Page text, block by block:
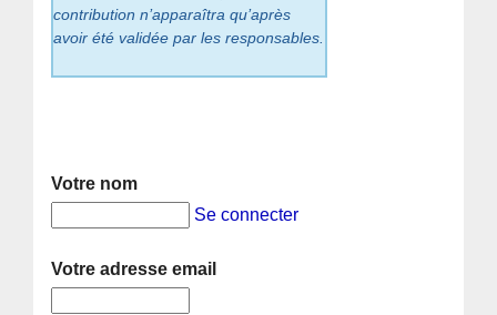
contribution n’apparaîtra qu’après
avoir été validée par les responsables.
Votre nom
Se connecter
Votre adresse email